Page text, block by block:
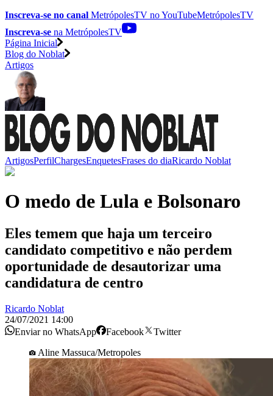
Inscreva-se no canal MetrópolesTV noYouTubeMetrópolesTV
Inscreva-se na MetrópolesTV
Página Inicial
Blog do Noblat
Artigos
ArtigosPerfilChargesEnquetesFrases do diaRicardo Noblat
O medo de Lula e Bolsonaro
Eles temem que haja um terceiro
candidato competitivo e não perdem
oportunidade de desautorizar uma
candidatura de centro
Ricardo Noblat
24/07/2021 14:00
Enviar no WhatsApp
Facebook
Twitter
Aline Massuca/Metropoles